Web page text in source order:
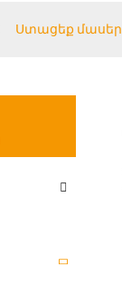
Ստացեք մասեր